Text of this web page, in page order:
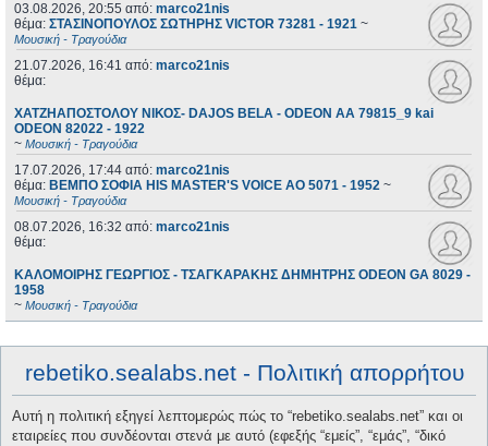
03.08.2026, 20:55 από: marco21nis
θέμα: ΣΤΑΣΙΝΟΠΟΥΛΟΣ ΣΩΤΗΡΗΣ VICTOR 73281 - 1921 ~
Μουσική - Τραγούδια
21.07.2026, 16:41 από: marco21nis
θέμα:
ΧΑΤΖΗΑΠΟΣΤΟΛΟΥ ΝΙΚΟΣ- DAJOS BELA - ODEON AA 79815_9 kai
ODEON 82022 - 1922
~ Μουσική - Τραγούδια
17.07.2026, 17:44 από: marco21nis
θέμα: ΒΕΜΠΟ ΣΟΦΙΑ HIS MASTER'S VOICE AO 5071 - 1952 ~
Μουσική - Τραγούδια
08.07.2026, 16:32 από: marco21nis
θέμα:
ΚΑΛΟΜΟΙΡΗΣ ΓΕΩΡΓΙΟΣ - ΤΣΑΓΚΑΡΑΚΗΣ ΔΗΜΗΤΡΗΣ ODEON GA 8029 -
1958
~ Μουσική - Τραγούδια
rebetiko.sealabs.net - Πολιτική απορρήτου
Αυτή η πολιτική εξηγεί λεπτομερώς πώς το “rebetiko.sealabs.net” και οι
εταιρείες που συνδέονται στενά με αυτό (εφεξής “εμείς”, “εμάς”, “δικό